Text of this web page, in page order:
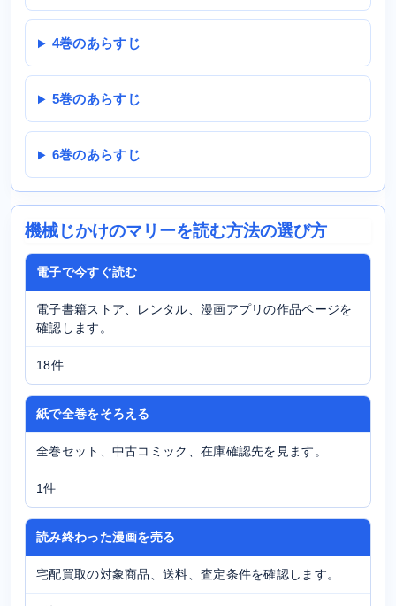
4巻のあらすじ
5巻のあらすじ
6巻のあらすじ
機械じかけのマリーを読む方法の選び方
電子で今すぐ読む
電子書籍ストア、レンタル、漫画アプリの作品ページを
確認します。
18件
紙で全巻をそろえる
全巻セット、中古コミック、在庫確認先を見ます。
1件
読み終わった漫画を売る
宅配買取の対象商品、送料、査定条件を確認します。